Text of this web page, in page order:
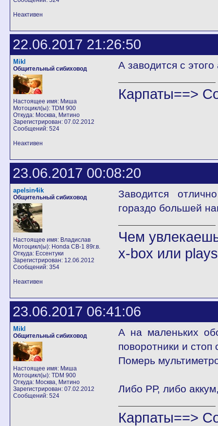
Неактивен
22.06.2017 21:26:50
Mikl
Общительный сибиховод
Настоящее имя: Миша
Мотоцикл(ы): TDM 900
Откуда: Москва, Митино
Зарегистрирован: 07.02.2012
Сообщений: 524
А заводится с
Карпаты==>
Неактивен
23.06.2017 00:08:20
apelsin4ik
Общительный сибиховод
Настоящее имя: Владислав
Мотоцикл(ы): Honda CB-1 89г.в.
Откуда: Ессентуки
Зарегистрирован: 12.06.2012
Сообщений: 354
Заводится
гораздо большей
Чем
x-box или
Неактивен
23.06.2017 06:41:06
Mikl
Общительный сибиховод
Настоящее имя: Миша
Мотоцикл(ы): TDM 900
Откуда: Москва, Митино
Зарегистрирован: 07.02.2012
Сообщений: 524
А на маленьких
поворотники и стоп
Померь
Либо РР, либо
Карпаты==>